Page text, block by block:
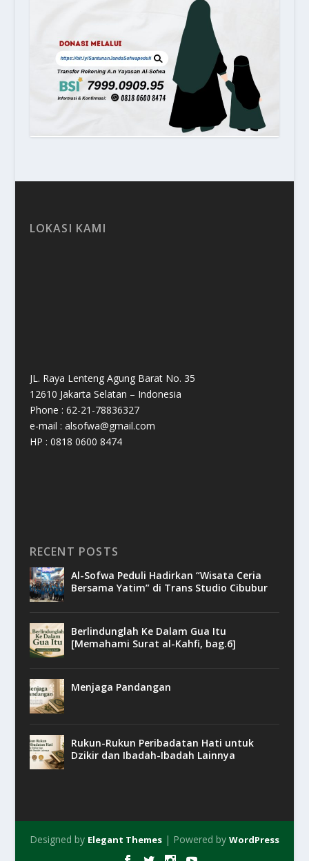
LOKASI KAMI
JL. Raya Lenteng Agung Barat No. 35
12610 Jakarta Selatan – Indonesia
Phone : 62-21-78836327
e-mail : alsofwa@gmail.com
HP : 0818 0600 8474
RECENT POSTS
Al-Sofwa Peduli Hadirkan “Wisata Ceria
Bersama Yatim” di Trans Studio Cibubur
Berlindunglah Ke Dalam Gua Itu
[Memahami Surat al-Kahfi, bag.6]
Menjaga Pandangan
Rukun-Rukun Peribadatan Hati untuk
Dzikir dan Ibadah-Ibadah Lainnya
Designed by Elegant Themes| Powered by WordPress